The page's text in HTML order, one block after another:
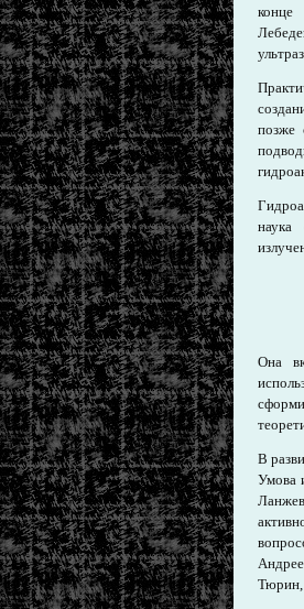
позже
наука
Она
В
Умова
Тюрин,